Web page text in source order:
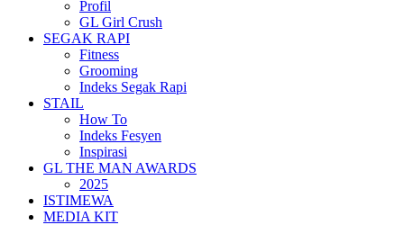
Profil
GL Girl Crush
SEGAK RAPI
Fitness
Grooming
Indeks Segak Rapi
STAIL
How To
Indeks Fesyen
Inspirasi
GL THE MAN AWARDS
2025
ISTIMEWA
MEDIA KIT